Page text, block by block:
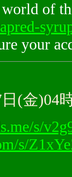
of
your
日(金)04
s/
s/